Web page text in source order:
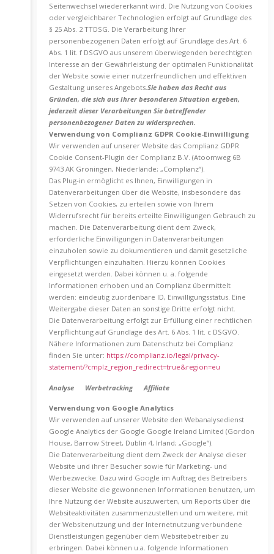
Seitenwechsel wiedererkannt wird. Die Nutzung von Cookies
oder vergleichbarer Technologien erfolgt auf Grundlage des
§ 25 Abs. 2 TTDSG. Die Verarbeitung Ihrer
personenbezogenen Daten erfolgt auf Grundlage des Art. 6
Abs. 1 lit. f DSGVO aus unserem überwiegenden berechtigten
Interesse an der Gewährleistung der optimalen Funktionalität
der Website sowie einer nutzerfreundlichen und effektiven
Gestaltung unseres Angebots.Sie haben das Recht aus
Gründen, die sich aus Ihrer besonderen Situation ergeben,
jederzeit dieser Verarbeitungen Sie betreffender
personenbezogener Daten zu widersprechen.
Verwendung von Complianz GDPR Cookie-Einwilligung
Wir verwenden auf unserer Website das Complianz GDPR
Cookie Consent-Plugin der Complianz B.V. (Atoomweg 6B
9743 AK Groningen, Niederlande; „Complianz“).
Das Plug-in ermöglicht es Ihnen, Einwilligungen in
Datenverarbeitungen über die Website, insbesondere das
Setzen von Cookies, zu erteilen sowie von Ihrem
Widerrufsrecht für bereits erteilte Einwilligungen Gebrauch zu
machen. Die Datenverarbeitung dient dem Zweck,
erforderliche Einwilligungen in Datenverarbeitungen
einzuholen sowie zu dokumentieren und damit gesetzliche
Verpflichtungen einzuhalten. Hierzu können Cookies
eingesetzt werden. Dabei können u. a. folgende
Informationen erhoben und an Complianz übermittelt
werden: eindeutig zuordenbare ID, Einwilligungsstatus. Eine
Weitergabe dieser Daten an sonstige Dritte erfolgt nicht.
Die Datenverarbeitung erfolgt zur Erfüllung einer rechtlichen
Verpflichtung auf Grundlage des Art. 6 Abs. 1 lit. c DSGVO.
Nähere Informationen zum Datenschutz bei Complianz
finden Sie unter: https://complianz.io/legal/privacy-
statement/?cmplz_region_redirect=true&region=eu
Analyse Werbetracking Affiliate
Verwendung von Google Analytics
Wir verwenden auf unserer Website den Webanalysedienst
Google Analytics der Google Google Ireland Limited (Gordon
House, Barrow Street, Dublin 4, Irland; „Google“).
Die Datenverarbeitung dient dem Zweck der Analyse dieser
Website und ihrer Besucher sowie für Marketing- und
Werbezwecke. Dazu wird Google im Auftrag des Betreibers
dieser Website die gewonnenen Informationen benutzen, um
Ihre Nutzung der Website auszuwerten, um Reports über die
Websiteaktivitäten zusammenzustellen und um weitere, mit
der Websitenutzung und der Internetnutzung verbundene
Dienstleistungen gegenüber dem Websitebetreiber zu
erbringen. Dabei können u.a. folgende Informationen